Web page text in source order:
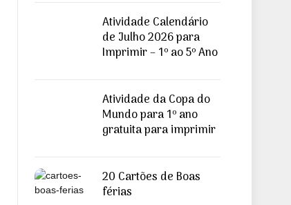
Atividade Calendário
de Julho 2026 para
Imprimir – 1º ao 5º Ano
Atividade da Copa do
Mundo para 1º ano
gratuita para imprimir
20 Cartões de Boas
férias